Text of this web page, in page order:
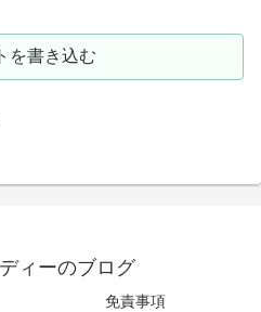
を書き込む
ィーのブログ
免責事項